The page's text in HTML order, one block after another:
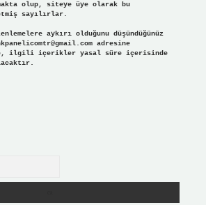
olup, siteye üye olarak bu
sayılırlar.
aykırı olduğunu düşündüğünüz
adresine
ilgili içerikler yasal süre içerisinde